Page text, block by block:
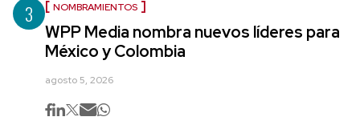
3 NOMBRAMIENTOS
WPP Media nombra nuevos líderes para
México y Colombia
agosto 5, 2026